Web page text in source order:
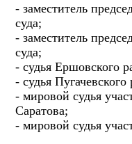
- заместитель
суда;
- заместитель
суда;
- судья Ершовского
- судья Пугачевского
- мировой судья
Саратова;
- мировой судья